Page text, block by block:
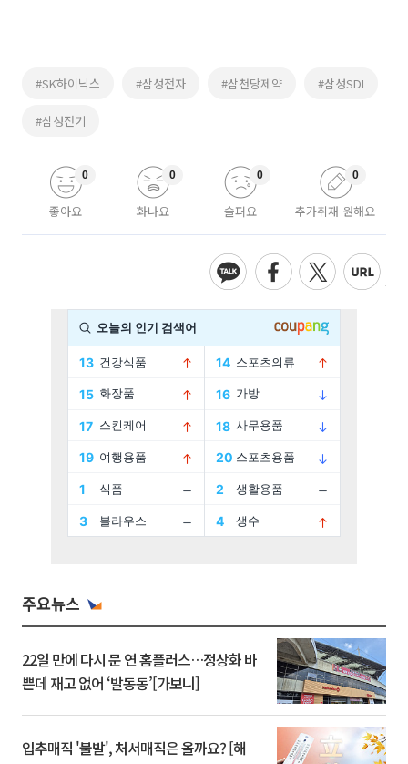
#SK하이닉스 #삼성전자 #삼천당제약 #삼성SDI
#삼성전기
좋아요
0
화나요
0
슬퍼요
0
추가취재 원해요
0
주요뉴스
22일 만에 다시 문 연 홈플러스…정상화 바
쁜데 재고 없어 ‘발동동’[가보니]
입추매직 '불발', 처서매직은 올까요? [해